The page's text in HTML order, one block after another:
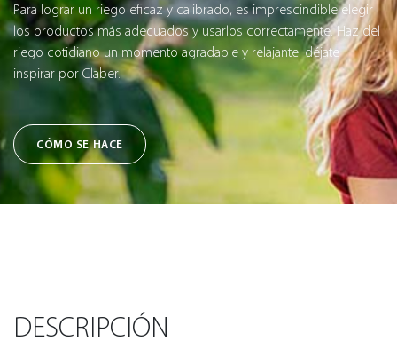
Para lograr un riego eficaz y calibrado, es imprescindible elegir
los productos más adecuados y usarlos correctamente. Haz del
riego cotidiano un momento agradable y relajante: déjate
inspirar por Claber.
CÓMO SE HACE
DESCRIPCIÓN